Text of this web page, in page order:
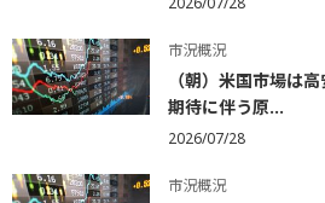
市況概況
（朝）米国市場は
期待に伴う原...
2026/07/28
市況概況